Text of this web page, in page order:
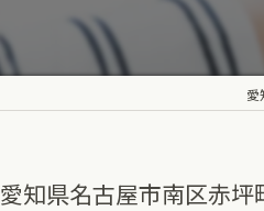
愛
愛知県名古屋市南区赤